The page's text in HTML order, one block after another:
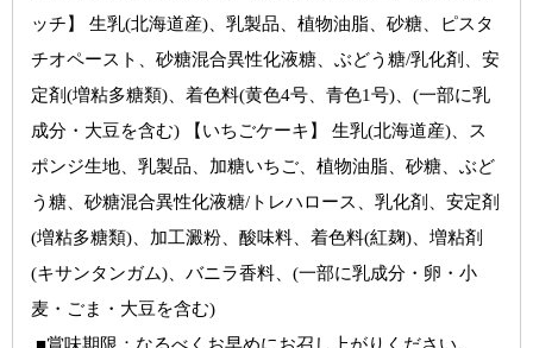
ッチ】 生乳(北海道産)、乳製品、植物油脂、砂糖、ピスタ
チオペースト、砂糖混合異性化液糖、ぶどう糖/乳化剤、安
定剤(増粘多糖類)、着色料(黄色4号、青色1号)、(一部に乳
成分・大豆を含む) 【いちごケーキ】 生乳(北海道産)、ス
ポンジ生地、乳製品、加糖いちご、植物油脂、砂糖、ぶど
う糖、砂糖混合異性化液糖/トレハロース、乳化剤、安定剤
(増粘多糖類)、加工澱粉、酸味料、着色料(紅麹)、増粘剤
(キサンタンガム)、バニラ香料、(一部に乳成分・卵・小
麦・ごま・大豆を含む)